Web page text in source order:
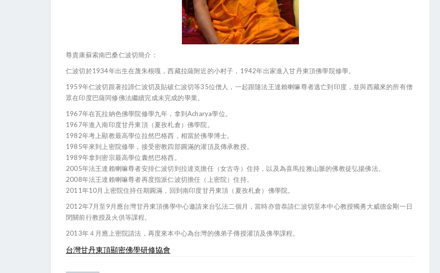
尊貴康蘇索南巴桑仁波切簡介：
仁波切於1934年出生在蔑朱根嘎，西藏拉薩附近的小村子，1942年出家進入甘丹東頂佛學院修學。
1959年仁波切跟著拉諦仁波切及貼破仁波切等35位僧人，一起跟隨法王達賴喇嘛尊者逃亡到印度，並與西藏來的所有僧
眾在印度巴薩同修佛法繼續完成未完成的學業。
1967年在瓦拉納色佛學院修學九年，拿到Acharya學位。
1967年進入南印度甘丹東頂（夏孜札倉）佛學院。
1982年考上顯教最高學位拉然巴格西，相當於佛學博士。
1985年來到上密院修學，接受密教四部圓滿的灌頂及傳承教授。
1989年拿到密宗最高學位囊然巴格西。
2005年法王達賴喇嘛尊者安排仁波切到拉達克擔任（女古寺）住持，以及為喜馬拉雅山脈的佛教徒弘揚佛法。
2008年法王達賴喇嘛尊者再度指派仁波切擔任（上密院）住持。
2011年10月上密院住持任期圓滿，回到南印度甘丹東頂（夏孜札倉）佛學院。
2012年7月至9月應台灣甘丹東頂佛學中心邀請來台弘法二個月，當時亦曾恭請仁波切至本中心教授獨勇大威德金剛一日
閉關前行教授及火供等課程。
2013年４月應上密院請法，再度來本中心為台灣的佛弟子傳授灌頂及佛學課程。
台灣甘丹東頂顯密佛學研修協會